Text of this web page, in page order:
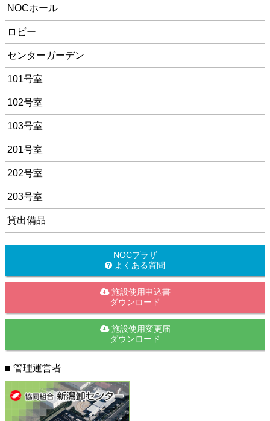
NOCホール
ロビー
センターガーデン
101号室
102号室
103号室
201号室
202号室
203号室
貸出備品
NOCプラザ
よくある質問
施設使用申込書
ダウンロード
施設使用変更届
ダウンロード
■ 管理運営者